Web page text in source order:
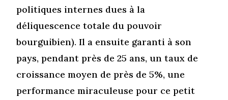
politiques internes dues à la
déliquescence totale du pouvoir
bourguibien). Il a ensuite garanti à son
pays, pendant près de 25 ans, un taux de
croissance moyen de près de 5%, une
performance miraculeuse pour ce petit